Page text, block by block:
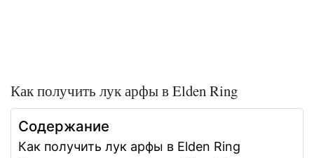
Как получить лук арфы в Elden Ring
Содержание
Как получить лук арфы в Elden Ring